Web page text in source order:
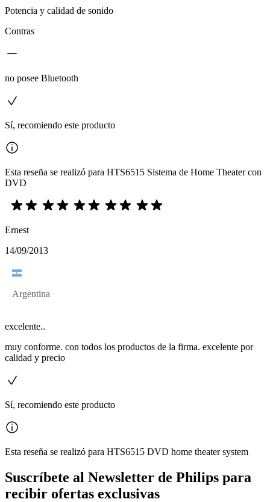
Potencia y calidad de sonido
Contras
no posee Bluetooth
Sí, recomiendo este producto
Esta reseña se realizó para HTS6515 Sistema de Home Theater con
DVD
Ernest
14/09/2013
Argentina
excelente..
muy conforme. con todos los productos de la firma. excelente por
calidad y precio
Sí, recomiendo este producto
Esta reseña se realizó para HTS6515 DVD home theater system
Suscríbete al Newsletter de Philips para
recibir ofertas exclusivas